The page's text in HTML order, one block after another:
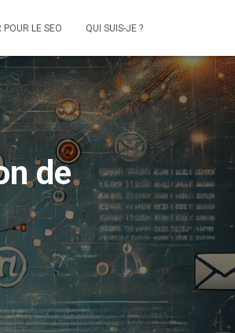
POUR LE SEO QUI SUIS-JE ?
de